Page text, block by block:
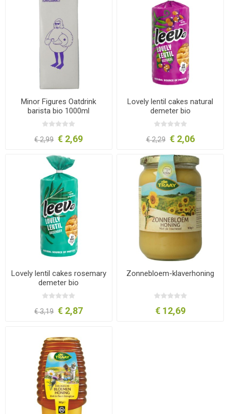
Minor Figures Oatdrink
barista bio 1000ml
€ 2,99 € 2,69
Lovely lentil cakes natural
demeter bio
€ 2,29 € 2,06
Lovely lentil cakes rosemary
demeter bio
€ 3,19 € 2,87
Zonnebloem-klaverhoning
€ 12,69